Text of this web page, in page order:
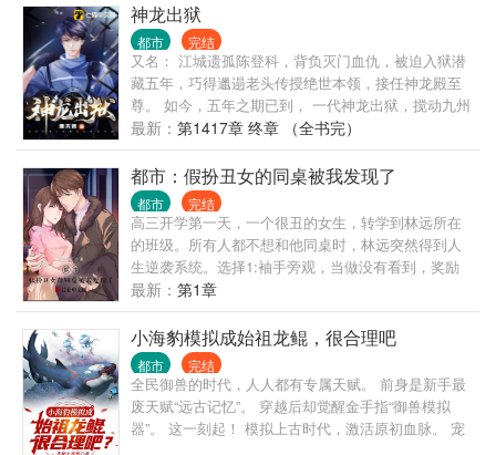
神龙出狱
都市 完结
又名： 江城遗孤陈登科，背负灭门血仇，被迫入狱潜
藏五年，巧得邋遢老头传授绝世本领，接任神龙殿至
尊。 如今，五年之期已到， 一代神龙出狱，搅动九州
风云！
最新： 第1417章 终章 （全书完）
都市：假扮丑女的同桌被我发现了
都市 完结
高三开学第一天，一个很丑的女生，转学到林远所在
的班级。所有人都不想和他同桌时，林远突然得到人
生逆袭系统。选择1:袖手旁观，当做没有看到，奖励
100000元。选择2：主动提出希望和顾怜音同桌，并成
功与她同桌，奖励过目不忘技能。林远毫不犹豫选
择...
最新： 第1章
小海豹模拟成始祖龙鲲，很合理吧
都市 完结
全民御兽的时代，人人都有专属天赋。 前身是新手最
废天赋“远古记忆”。 穿越后却觉醒金手指“御兽模拟
器”。 这一刻起！ 模拟上古时代，激活原初血脉。 宠